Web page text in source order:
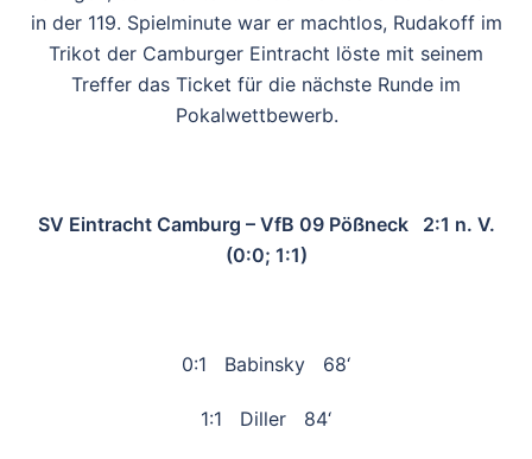
in der 119. Spielminute war er machtlos, Rudakoff im
Trikot der Camburger Eintracht löste mit seinem
Treffer das Ticket für die nächste Runde im
Pokalwettbewerb.
SV Eintracht Camburg – VfB 09 Pößneck 2:1 n. V.
(0:0; 1:1)
0:1 Babinsky 68‘
1:1 Diller 84‘